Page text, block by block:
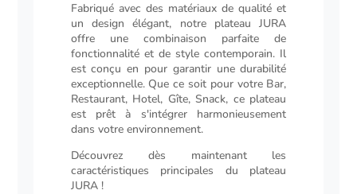
Fabriqué avec des matériaux de qualité et
un design élégant, notre plateau JURA
offre une combinaison parfaite de
fonctionnalité et de style contemporain. Il
est conçu en pour garantir une durabilité
exceptionnelle. Que ce soit pour votre Bar,
Restaurant, Hotel, Gîte, Snack, ce plateau
est prêt à s'intégrer harmonieusement
dans votre environnement.
Découvrez dès maintenant les
caractéristiques principales du plateau
JURA !